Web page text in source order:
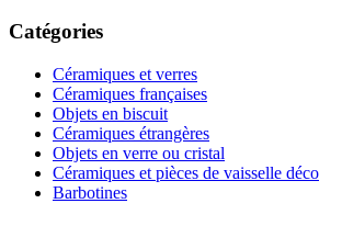
Catégories
Céramiques et verres
Céramiques françaises
Objets en biscuit
Céramiques étrangères
Objets en verre ou cristal
Céramiques et pièces de vaisselle déco
Barbotines